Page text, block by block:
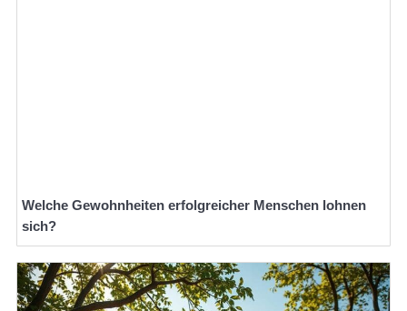
Welche Gewohnheiten erfolgreicher Menschen lohnen
sich?